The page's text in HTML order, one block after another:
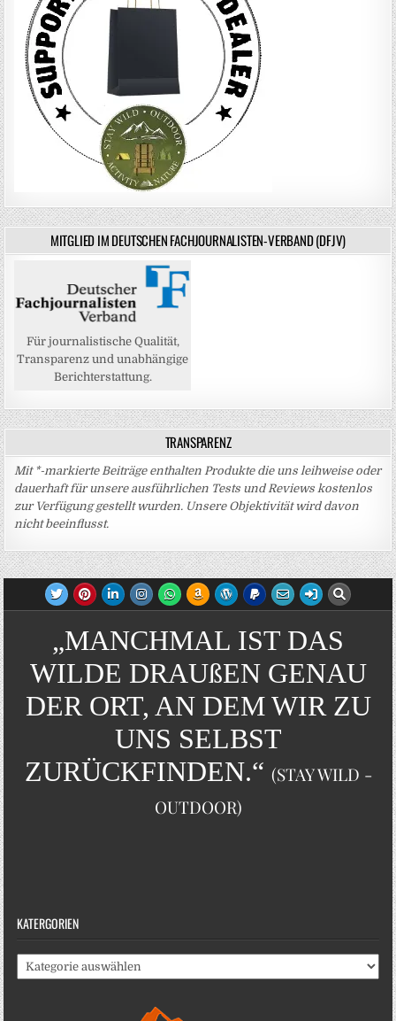
MITGLIED IM DEUTSCHEN FACHJOURNALISTEN-VERBAND (DFJV)
Für journalistische Qualität,
Transparenz und unabhängige
Berichterstattung.
TRANSPARENZ
Mit *-markierte Beiträge enthalten Produkte die uns leihweise oder
dauerhaft für unsere ausführlichen Tests und Reviews kostenlos
zur Verfügung gestellt wurden. Unsere Objektivität wird davon
nicht beeinflusst.
„MANCHMAL IST DAS
WILDE DRAUßEN GENAU
DER ORT, AN DEM WIR ZU
UNS SELBST
ZURÜCKFINDEN.“ (STAY WILD -
OUTDOOR)
KATERGORIEN
Katergorien